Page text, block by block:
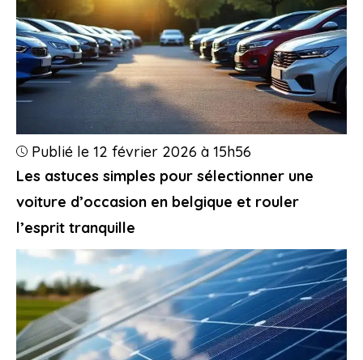
Les astuces simples pour sélectionner une
voiture d’occasion en belgique et rouler
l’esprit tranquille
Publié le 12 février 2026 à 15h56